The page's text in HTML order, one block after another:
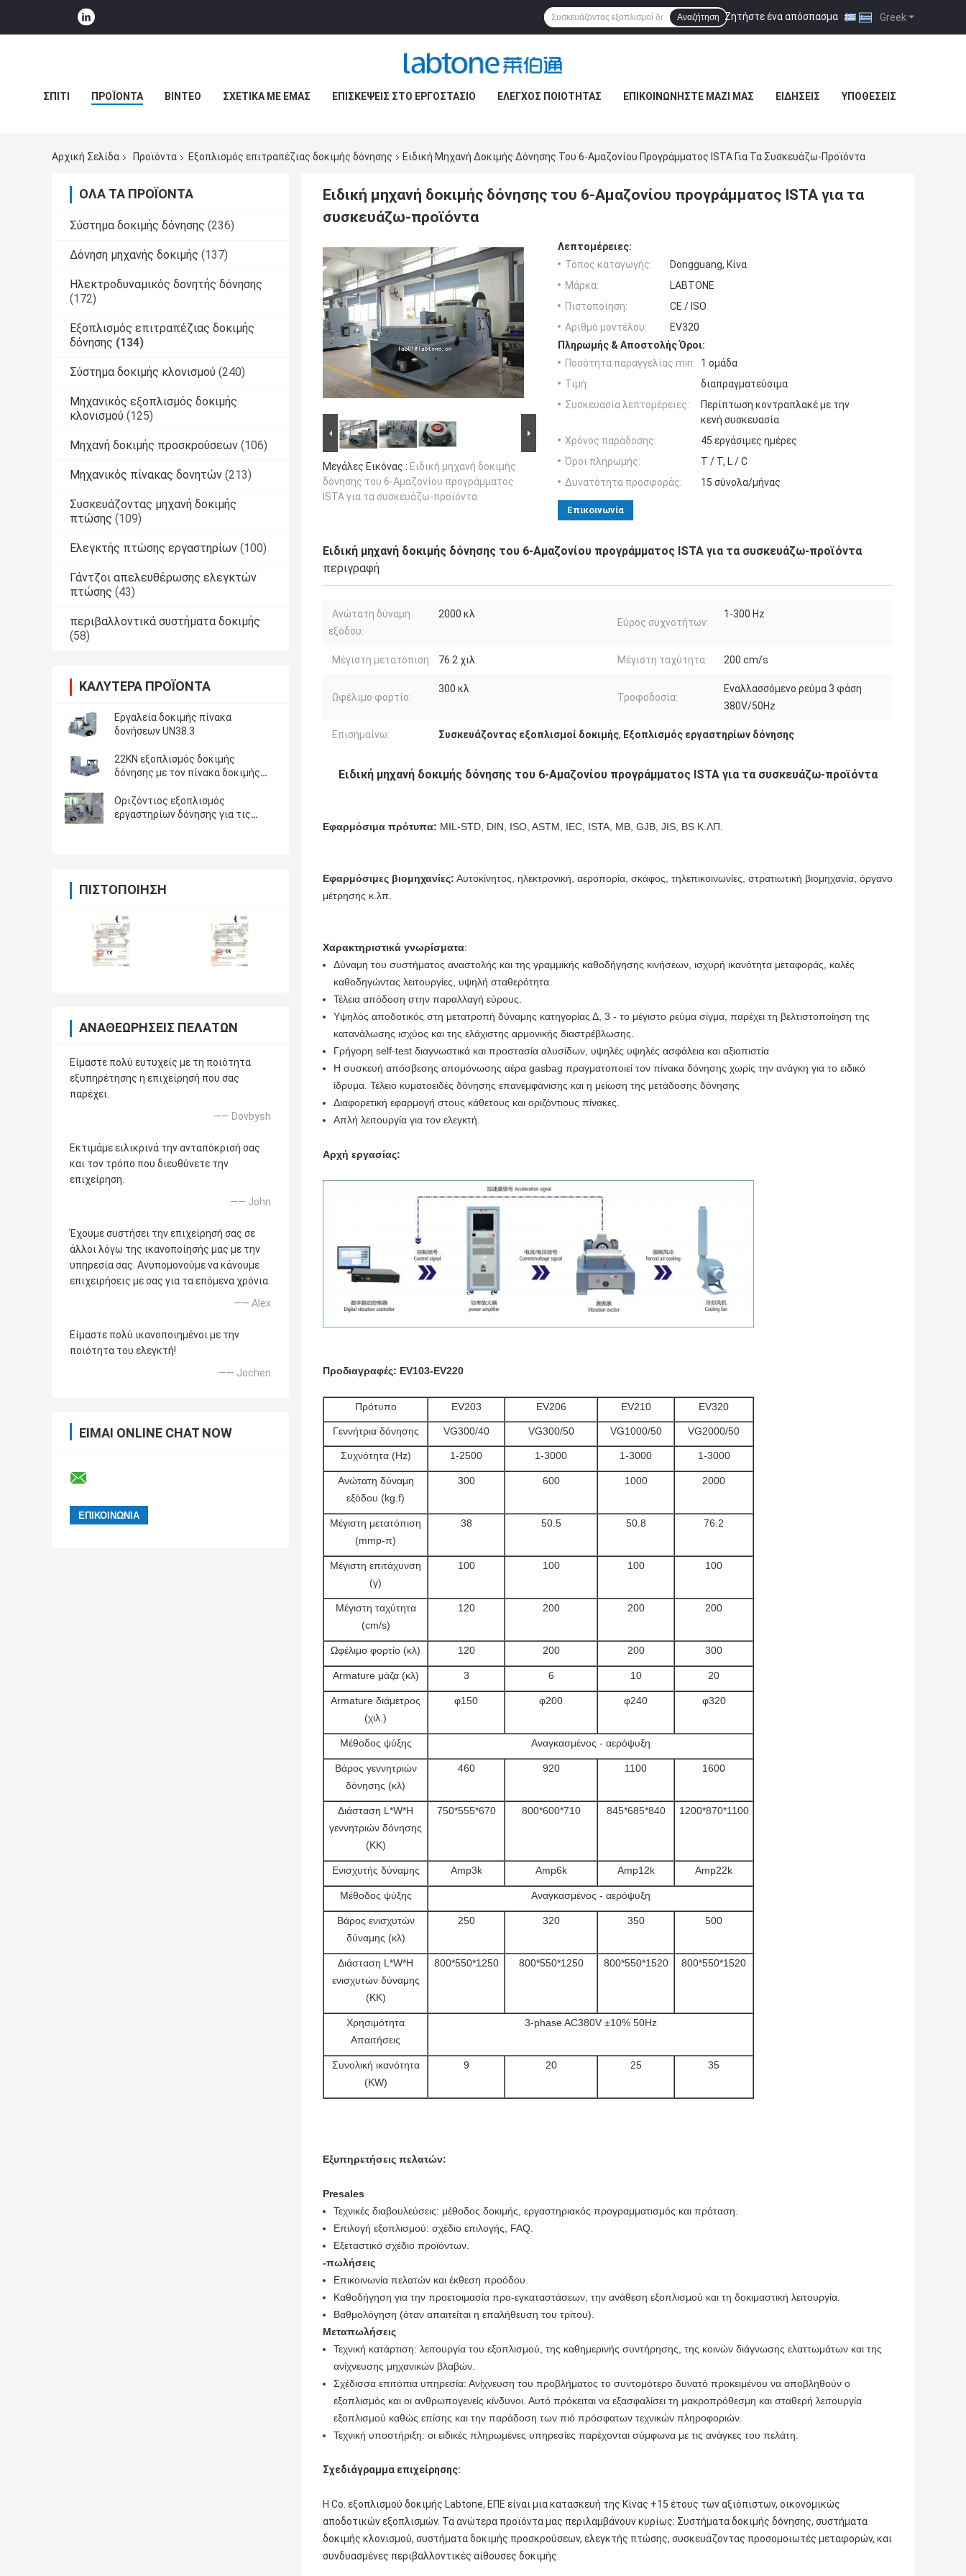
Greek
Ζητήστε ένα απόσπασμα |
Αναζήτηση
ΣΠΊΤΙ ΠΡΟΪΌΝΤΑ ΒΊΝΤΕΟ ΣΧΕΤΙΚΆ ΜΕ ΕΜΆΣ ΕΠΙΣΚΈΨΕΙΣ ΣΤΟ ΕΡΓΟΣΤΆΣΙΟ ΈΛΕΓΧΟΣ ΠΟΙΌΤΗΤΑΣ ΕΠΙΚΟΙΝΩΝΉΣΤΕ ΜΑΖΊ ΜΑΣ ΕΙΔΉΣΕΙΣ ΥΠΟΘΈΣΕΙΣ
Αρχική Σελίδα Προϊόντα Εξοπλισμός επιτραπέζιας δοκιμής δόνησης Ειδική Μηχανή Δοκιμής Δόνησης Του 6-Αμαζονίου Προγράμματος ISTA Για Τα Συσκευάζω-Προϊόντα
ΌΛΑ ΤΑ ΠΡΟΪΌΝΤΑ
Σύστημα δοκιμής δόνησης (236)
Δόνηση μηχανής δοκιμής (137)
Ηλεκτροδυναμικός δονητής δόνησης
(172)
Εξοπλισμός επιτραπέζιας δοκιμής
δόνησης (134)
Σύστημα δοκιμής κλονισμού (240)
Μηχανικός εξοπλισμός δοκιμής
κλονισμού (125)
Μηχανή δοκιμής προσκρούσεων (106)
Μηχανικός πίνακας δονητών (213)
Συσκευάζοντας μηχανή δοκιμής
πτώσης (109)
Ελεγκτής πτώσης εργαστηρίων (100)
Γάντζοι απελευθέρωσης ελεγκτών
πτώσης (43)
περιβαλλοντικά συστήματα δοκιμής
(58)
ΚΑΛΎΤΕΡΑ ΠΡΟΪΌΝΤΑ
Εργαλεία δοκιμής πίνακα
δονήσεων UN38.3
22KN εξοπλισμός δοκιμής
δόνησης με τον πίνακα δοκιμής
Οριζόντιος εξοπλισμός
εργαστηρίων δόνησης για τις
ΠΙΣΤΟΠΟΊΗΣΗ
ΑΝΑΘΕΩΡΉΣΕΙΣ ΠΕΛΑΤΏΝ
Είμαστε πολύ ευτυχείς με τη ποιότητα
εξυπηρέτησης η επιχείρησή που σας
παρέχει.
—— Dovbysh
Εκτιμάμε ειλικρινά την ανταπόκρισή σας
και τον τρόπο που διευθύνετε την
επιχείρηση.
—— John
Έχουμε συστήσει την επιχείρησή σας σε
άλλοι λόγω της ικανοποίησής μας με την
υπηρεσία σας. Ανυπομονούμε να κάνουμε
επιχειρήσεις με σας για τα επόμενα χρόνια
—— Alex
Είμαστε πολύ ικανοποιημένοι με την
ποιότητα του ελεγκτή!
—— Jochen
ΕΊΜΑΙ ONLINE CHAT NOW
Ειδική μηχανή δοκιμής δόνησης του 6-Αμαζονίου προγράμματος ISTA για τα
συσκευάζω-προϊόντα
Μεγάλες Εικόνας : Ειδική μηχανή δοκιμής
δόνησης του 6-Αμαζονίου προγράμματος
ISTA για τα συσκευάζω-προϊόντα
Λεπτομέρειες:
Τόπος καταγωγής:
Dongguang, Κίνα
Μάρκα:
LABTONE
Πιστοποίηση:
CE / ISO
Αριθμό μοντέλου:
EV320
Πληρωμής & Αποστολής Όροι:
Ποσότητα παραγγελίας min:
1 ομάδα
Τιμή:
διαπραγματεύσιμα
Συσκευασία λεπτομέρειες:
Περίπτωση κοντραπλακέ με την
κενή συσκευασία
Χρόνος παράδοσης:
45 εργάσιμες ημέρες
Όροι πληρωμής:
T / T, L / C
Δυνατότητα προσφοράς:
15 σύνολα/μήνας
Επικοινωνία
Ειδική μηχανή δοκιμής δόνησης του 6-Αμαζονίου προγράμματος ISTA για τα συσκευάζω-προϊόντα
περιγραφή
Ανώτατη δύναμη
εξόδου:
2000 κλ
Εύρος συχνοτήτων:
1-300 Hz
Μέγιστη μετατόπιση: 76.2 χιλ. Μέγιστη ταχύτητα: 200 cm/s
Ωφέλιμο φορτίο:
300 κλ
Τροφοδοσία:
Εναλλασσόμενο ρεύμα 3 φάση
380V/50Hz
Επισημαίνω: Συσκευάζοντας εξοπλισμοί δοκιμής, Εξοπλισμός εργαστηρίων δόνησης
Ειδική μηχανή δοκιμής δόνησης του 6-Αμαζονίου προγράμματος ISTA για τα συσκευάζω-προϊόντα
Εφαρμόσιμα πρότυπα: MIL-STD, DIN, ISO, ASTM, IEC, ISTA, ΜΒ, GJB, JIS, BS Κ.ΛΠ.
Εφαρμόσιμες βιομηχανίες: Αυτοκίνητος, ηλεκτρονική, αεροπορία, σκάφος, τηλεπικοινωνίες, στρατιωτική βιομηχανία, όργανο
μέτρησης κ.λπ.
Χαρακτηριστικά γνωρίσματα:
Δύναμη του συστήματος αναστολής και της γραμμικής καθοδήγησης κινήσεων, ισχυρή ικανότητα μεταφοράς, καλές
καθοδηγώντας λειτουργίες, υψηλή σταθερότητα.
Τέλεια απόδοση στην παραλλαγή εύρους.
Υψηλός αποδοτικός στη μετατροπή δύναμης κατηγορίας Δ, 3 - το μέγιστο ρεύμα σίγμα, παρέχει τη βελτιστοποίηση της
κατανάλωσης ισχύος και της ελάχιστης αρμονικής διαστρέβλωσης.
Γρήγορη self-test διαγνωστικά και προστασία αλυσίδων, υψηλές υψηλές ασφάλεια και αξιοπιστία
Η συσκευή απόσβεσης απομόνωσης αέρα gasbag πραγματοποιεί τον πίνακα δόνησης χωρίς την ανάγκη για το ειδικό
ίδρυμα. Τέλειο κυματοειδές δόνησης επανεμφάνισης και η μείωση της μετάδοσης δόνησης
Διαφορετική εφαρμογή στους κάθετους και οριζόντιους πίνακες.
Απλή λειτουργία για τον ελεγκτή.
Αρχή εργασίας:
Προδιαγραφές: EV103-EV220
Πρότυπο EV203 EV206 EV210 EV320
Γεννήτρια δόνησης VG300/40 VG300/50 VG1000/50 VG2000/50
Συχνότητα (Hz) 1-2500 1-3000 1-3000 1-3000
Ανώτατη δύναμη
εξόδου (kg.f)
300 600 1000 2000
Μέγιστη μετατόπιση
(mmp-π)
38 50.5 50.8 76.2
Μέγιστη επιτάχυνση
(γ)
100 100 100 100
Μέγιστη ταχύτητα
(cm/s)
120 200 200 200
Ωφέλιμο φορτίο (κλ) 120 200 200 300
Armature μάζα (κλ) 3 6 10 20
Armature διάμετρος
(χιλ.)
φ150 φ200 φ240 φ320
Μέθοδος ψύξης Αναγκασμένος - αερόψυξη
Βάρος γεννητριών
δόνησης (κλ)
460 920 1100 1600
Διάσταση L*W*H
γεννητριών δόνησης
(ΚΚ)
750*555*670 800*600*710 845*685*840 1200*870*1100
Ενισχυτής δύναμης Amp3k Amp6k Amp12k Amp22k
Μέθοδος ψύξης Αναγκασμένος - αερόψυξη
Βάρος ενισχυτών
δύναμης (κλ)
250 320 350 500
Διάσταση L*W*H
ενισχυτών δύναμης
(ΚΚ)
800*550*1250 800*550*1250 800*550*1520 800*550*1520
Χρησιμότητα
Απαιτήσεις
3-phase AC380V ±10% 50Hz
Συνολική ικανότητα
(KW)
9 20 25 35
Εξυπηρετήσεις πελατών:
Presales
Τεχνικές διαβουλεύσεις: μέθοδος δοκιμής, εργαστηριακός προγραμματισμός και πρόταση.
Επιλογή εξοπλισμού: σχέδιο επιλογής, FAQ.
Εξεταστικό σχέδιο προϊόντων.
-πωλήσεις
Επικοινωνία πελατών και έκθεση προόδου.
Καθοδήγηση για την προετοιμασία προ-εγκαταστάσεων, την ανάθεση εξοπλισμού και τη δοκιμαστική λειτουργία.
Βαθμολόγηση (όταν απαιτείται η επαλήθευση του τρίτου).
Μεταπωλήσεις
Τεχνική κατάρτιση: λειτουργία του εξοπλισμού, της καθημερινής συντήρησης, της κοινών διάγνωσης ελαττωμάτων και της
ανίχνευσης μηχανικών βλαβών.
Σχέδισσα επιτόπια υπηρεσία: Ανίχνευση του προβλήματος το συντομότερο δυνατό προκειμένου να αποβληθούν ο
εξοπλισμός και οι ανθρωπογενείς κίνδυνοι. Αυτό πρόκειται να εξασφαλίσει τη μακροπρόθεσμη και σταθερή λειτουργία
εξοπλισμού καθώς επίσης και την παράδοση των πιό πρόσφατων τεχνικών πληροφοριών.
Τεχνική υποστήριξη: οι ειδικές πληρωμένες υπηρεσίες παρέχονται σύμφωνα με τις ανάγκες του πελάτη.
Σχεδιάγραμμα επιχείρησης:
Η Co. εξοπλισμού δοκιμής Labtone, ΕΠΕ είναι μια κατασκευή της Κίνας +15 έτους των αξιόπιστων, οικονομικώς
αποδοτικών εξοπλισμών. Τα ανώτερα προϊόντα μας περιλαμβάνουν κυρίως: Συστήματα δοκιμής δόνησης, συστήματα
δοκιμής κλονισμού, συστήματα δοκιμής προσκρούσεων, ελεγκτής πτώσης, συσκευάζοντας προσομοιωτές μεταφορών, και
συνδυασμένες περιβαλλοντικές αίθουσες δοκιμής.